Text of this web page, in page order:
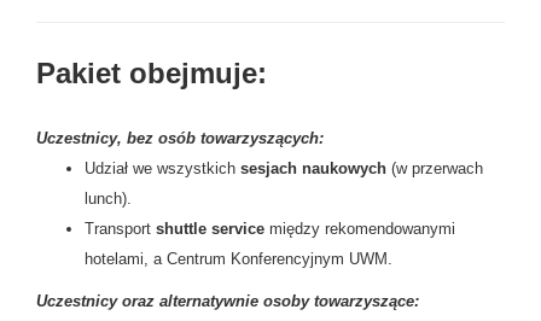
Pakiet obejmuje:
Uczestnicy, bez osób towarzyszących:
Udział we wszystkich sesjach naukowych (w przerwach
lunch).
Transport shuttle service między rekomendowanymi
hotelami, a Centrum Konferencyjnym UWM.
Uczestnicy oraz alternatywnie osoby towarzyszące: